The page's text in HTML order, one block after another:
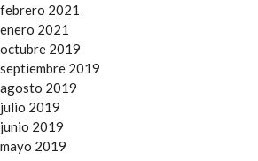
febrero 2021
enero 2021
octubre 2019
septiembre 2019
agosto 2019
julio 2019
junio 2019
mayo 2019